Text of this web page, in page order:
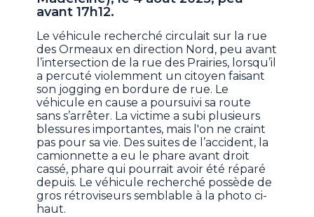
avant 17h12.
Le véhicule recherché circulait sur la rue
des Ormeaux en direction Nord, peu avant
l’intersection de la rue des Prairies, lorsqu’il
a percuté violemment un citoyen faisant
son jogging en bordure de rue. Le
véhicule en cause a poursuivi sa route
sans s’arrêter. La victime a subi plusieurs
blessures importantes, mais l'on ne craint
pas pour sa vie. Des suites de l’accident, la
camionnette a eu le phare avant droit
cassé, phare qui pourrait avoir été réparé
depuis. Le véhicule recherché possède de
gros rétroviseurs semblable à la photo ci-
haut.